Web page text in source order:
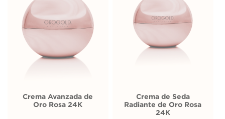
Crema Avanzada de
Oro Rosa 24K
Crema de Seda
Radiante de Oro Rosa
24K